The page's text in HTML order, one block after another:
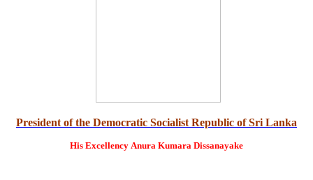
President of the Democratic Socialist Republic of Sri Lanka
His Excellency Anura Kumara Dissanayake